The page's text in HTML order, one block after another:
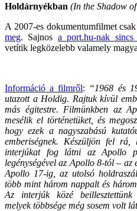
Holdárnyékban (In the Shadow
A 2007-es dokumentumfilmet csak
meg. Sajnos a port.hu-nak sincs
vetítik legközelebb valamely
Információ a filmről: “1968 és
utazott a Holdig. Rajtuk kívül
más égitestre. Filmünkben az
mesélik el történetüket, és
hogy ezek a nagyszabású
emberiségnek. Készüljön fel rá,
interjúkat fog látni az Apollo
legénységével az Apollo 8-tól –
Apollo 17-ig, az utolsó
több mint három nappalt és
Az interjúk közé beillesztettünk
melyek többsége még sosem volt